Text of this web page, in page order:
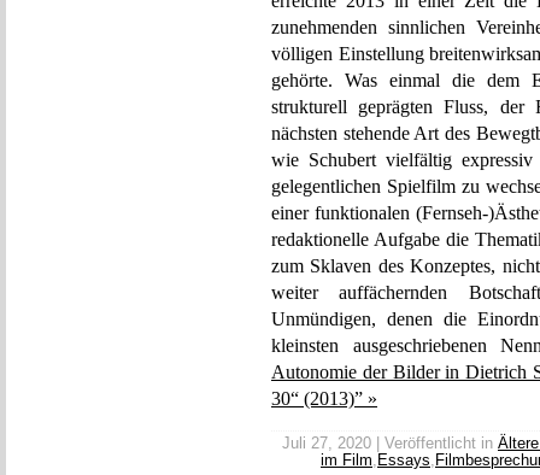
zunehmenden sinnlichen
völligen Einstellung
gehörte. Was einmal die dem
strukturell geprägten Fluss,
nächsten stehende Art des
wie Schubert vielfältig
gelegentlichen Spielfilm zu
einer funktionalen (Fernseh-
redaktionelle Aufgabe die
zum Sklaven des Konzeptes,
weiter auffächernden
Unmündigen, denen die
kleinsten ausgeschriebenen
Autonomie der Bilder in Dietrich
30“ (2013)” »
Juli 27, 2020 | Veröffentlicht in
im Film, Essays,